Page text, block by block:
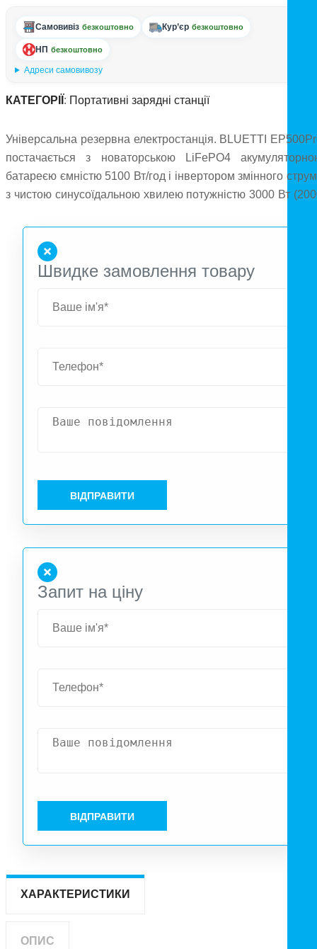
Самовивіз безкоштовно Кур’єр безкоштовно
НП безкоштовно
Адреси самовивозу
КАТЕГОРІЇ : Портативні зарядні станції
Універсальна резервна електростанція. BLUETTI
постачається з новаторською LiFePO4
батареєю ємністю 5100 Вт/год і інвертором змінного
з чистою синусоїдальною хвилею потужністю 3000 Вт
класі, дає вам змогу запустити всю вашу вечірку,
похід, майстерні в кабіні або навіть весь ваш
протягом дня або двох у разі несподіваного
і кондиціонерів до електромобілів, не потроху потіючи.
Швидке замовлення товару
ВІДПРАВИТИ
Запит на ціну
ВІДПРАВИТИ
ХАРАКТЕРИСТИКИ
ОПИС